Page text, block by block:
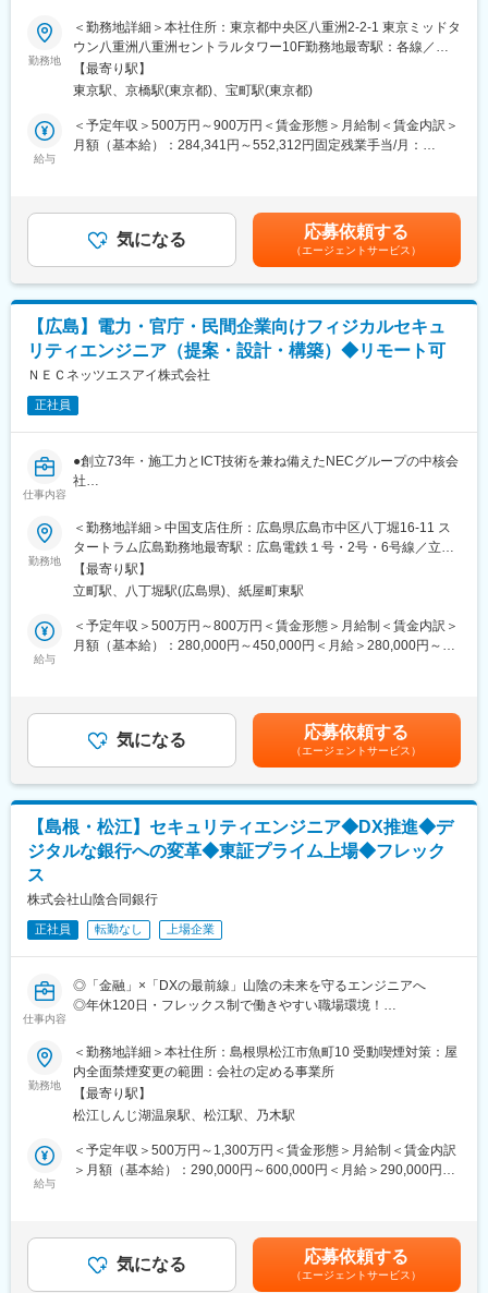
■企業の特徴/魅力
スタートアップならではのスピード感と挑戦を重視する社風。全
員で会社づくりに取り組み、エンジニアの成長と働きやすさを両
立しています
変更の範囲：会社の定める業務
■利用ツール：
・GitHub
・CircleCI
・Datadog
・Sentry
変更の範囲：会社の定める業務
■業務内容：
【主にお任せしたいこと】
◇暗号資産取引所システムや社内システム・ネットワークの堅牢
化
◇機械学習やAIといった新技術を取り入れた検知システムの導
入、ログ分析
◇脅威インテリジェンスの活用やOSINTによる調査活動等の攻め
のセキュリティ
ッシング対応、インシデント対応、CSIRT運用
◇IT統制対応、規定・マニュアル整備、社内教育・訓練、セキュ
リティリスクアセスメント など
これまで、システムの構築・運用を行っていたがセキュリティ担
当への興味がある方、セキュリティベンダーで監視運用を行って
いたがユーザ企業のセキュリティ担当への興味がある方等、セキ
ュリティ分野でのキャリアアップを目指す方のご応募をお待ちし
なお、セキュリティ技術だけでなく、ISMSや規程・マニュアルの
整備、リスクアセスメント、監査対応といったセキュリティ技術
■当社について：
暗号資産技術の応用によって、「オープンでフェアな社会を実現
する」ことを目指しています。
ビットコインをはじめとした暗号資産は、「誰でも参加・利用で
きる」「特権者に支配されない」「強制されない」という究極の
は情報の領域でそれらを実現し、世界を大きく変えました。あら
ゆる価値を流通させることができるビットコインの関連技術は、
変更の範囲：会社の定める業務
勤務地
＜勤務地詳細＞本社住所：東京都中央区八重洲2-2-1 東京ミッドタ
ウン八重洲八重洲セントラルタワー10F勤務地最寄駅：各線／五
反田駅受動喫煙対策：屋内全面禁煙変更の範囲：会社の定める事
業所（リモートワーク含む）
【最寄り駅】
東京駅、京橋駅(東京都)、宝町駅(東京都)
給与
＜予定年収＞500万円～900万円＜賃金形態＞月給制＜賃金内訳＞
月額（基本給）：284,341円～552,312円固定残業手当/月：
給与詳細は、経験等を考慮し決定します。※業績賞与あり賃金はあ
くまでも目安の金額であり、選考を通じて上下する可能性があり
ます。月給(月額)は固定手当を含めた表記です。
気になる 応募依頼する
（エージェントサービス）
【広島】電力・官庁・民間企業向けフィジカルセキュ
リティエンジニア（提案・設計・構築）◆リモート可
ＮＥＣネッツエスアイ株式会社
正社員
仕事内容
●創立73年・施工力とICT技術を兼ね備えたNECグループの中核会
社
認定
【募集背景】
当部門は、フィジカルセキュリティ設備の提案・構築において豊
富な実績を持ち、今まさに大きな成長フェーズを迎えています。
設備の老朽化更新やAIによる省力化・効率化ニーズの高まりによ
り、お客様からの期待と引き合いは急増中。社会インフラを支え
る重要な領域で、これまでの経験を活かしながら、より高い価値
想」といった次世代インフラへの対応を見据え、体制強化を推進
しています。
そこで今回、即戦力としてご活躍いただける経験者を募集。
【職務内容】
電力・官公庁向けの映像・フィジカルセキュリティ、入退管理シ
■既存顧客へのリニューアル提案
■フィジカルセキュリティ（CCTV/入退システムほか）導入案件に
おけるSI系ベンダーとの仕様調整
おける基本設計、詳細設計業務（設計書の作成）
■上記導入・構築フェーズにおける現場監理・監督業務
■電力マーケット向けのフィジカルセキュリティ・映像システムの
■官公庁マーケット向けのフィジカルセキュリティ・映像システム
の提案・上流設計業務
■提案システムの構築におけるプロジェクトマネージャー業務
（PJ管理エンジニア）
勤務地
＜勤務地詳細＞中国支店住所：広島県広島市中区八丁堀16-11 ス
タートラム広島勤務地最寄駅：広島電鉄１号・2号・6号線／立町
駅受動喫煙対策：屋内全面禁煙変更の範囲：会社の定める事業所
（リモートワーク含む）
【最寄り駅】
立町駅、八丁堀駅(広島県)、紙屋町東駅
給与
＜予定年収＞500万円～800万円＜賃金形態＞月給制＜賃金内訳＞
月額（基本給）：280,000円～450,000円＜月給＞280,000円～
の経験・能力を考慮し算定します。■昇給：年1回（4月）■賞与：
年2回（6月、12月）賃金はあくまでも目安の金額であり、選考を
通じて上下する可能性があります。月給(月額)は固定手当を含めた
表記です。
気になる 応募依頼する
（エージェントサービス）
【島根・松江】セキュリティエンジニア◆DX推進◆デ
ジタルな銀行への変革◆東証プライム上場◆フレック
ス
株式会社山陰合同銀行
正社員 転勤なし 上場企業
仕事内容
◎「金融」×「DXの最前線」山陰の未来を守るエンジニアへ
◎年休120日・フレックス制で働きやすい職場環境！
山陰合同銀行のセキュリティエンジニアは、DX推進におけるシス
テムやサービスの安全性を確保する専門職です。同行では、デジ
タル化と非対面チャネル強化を重要戦略としており、IT統括部が
その中核を担っています。本ポジションは、これらの取り組みを
強固なセキュリティ基盤で支える役割です。
■具体的な業務：
・情報セキュリティ要件の策定・審査
・脆弱性管理および診断マネジメント
システムやサービスの脆弱性診断を計画・管理し、リスク低減施
策の推進
勤務地
＜勤務地詳細＞本社住所：島根県松江市魚町10 受動喫煙対策：屋
内全面禁煙変更の範囲：会社の定める事業所
【最寄り駅】
松江しんじ湖温泉駅、松江駅、乃木駅
給与
＜予定年収＞500万円～1,300万円＜賃金形態＞月給制＜賃金内訳
＞月額（基本給）：290,000円～600,000円＜月給＞290,000円～
ません。■昇給：年1回（4月）■賞与：年2回（6月・12月）※昨年
度支給実績…6.1ヶ月分賃金はあくまでも目安の金額であり、選考
を通じて上下する可能性があります。月給(月額)は固定手当を含め
気になる 応募依頼する
（エージェントサービス）